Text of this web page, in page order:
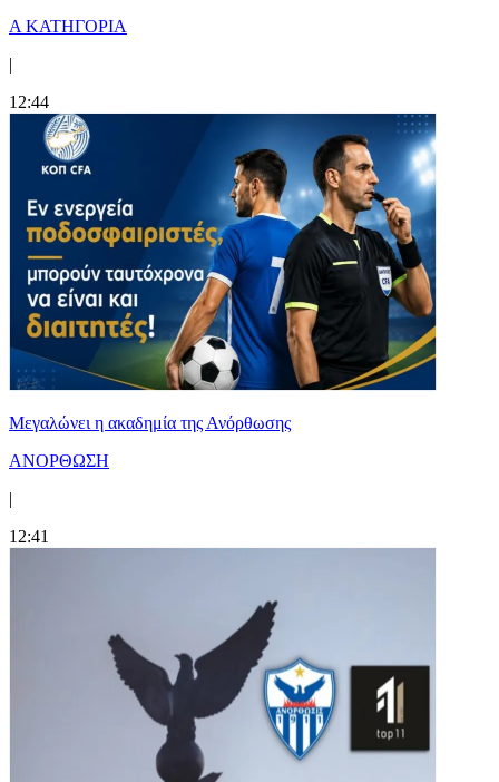
Α ΚΑΤΗΓΟΡΙΑ
|
12:44
Μεγαλώνει η ακαδημία της Ανόρθωσης
ΑΝΟΡΘΩΣΗ
|
12:41